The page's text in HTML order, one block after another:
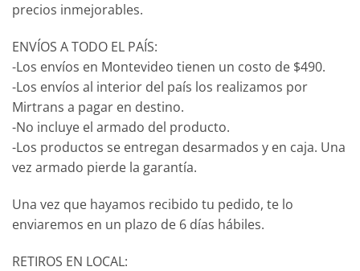
precios inmejorables.
ENVÍOS A TODO EL PAÍS:
-Los envíos en Montevideo tienen un costo de $490.
-Los envíos al interior del país los realizamos por
Mirtrans a pagar en destino.
-No incluye el armado del producto.
-Los productos se entregan desarmados y en caja. Una
vez armado pierde la garantía.
Una vez que hayamos recibido tu pedido, te lo
enviaremos en un plazo de 6 días hábiles.
RETIROS EN LOCAL: